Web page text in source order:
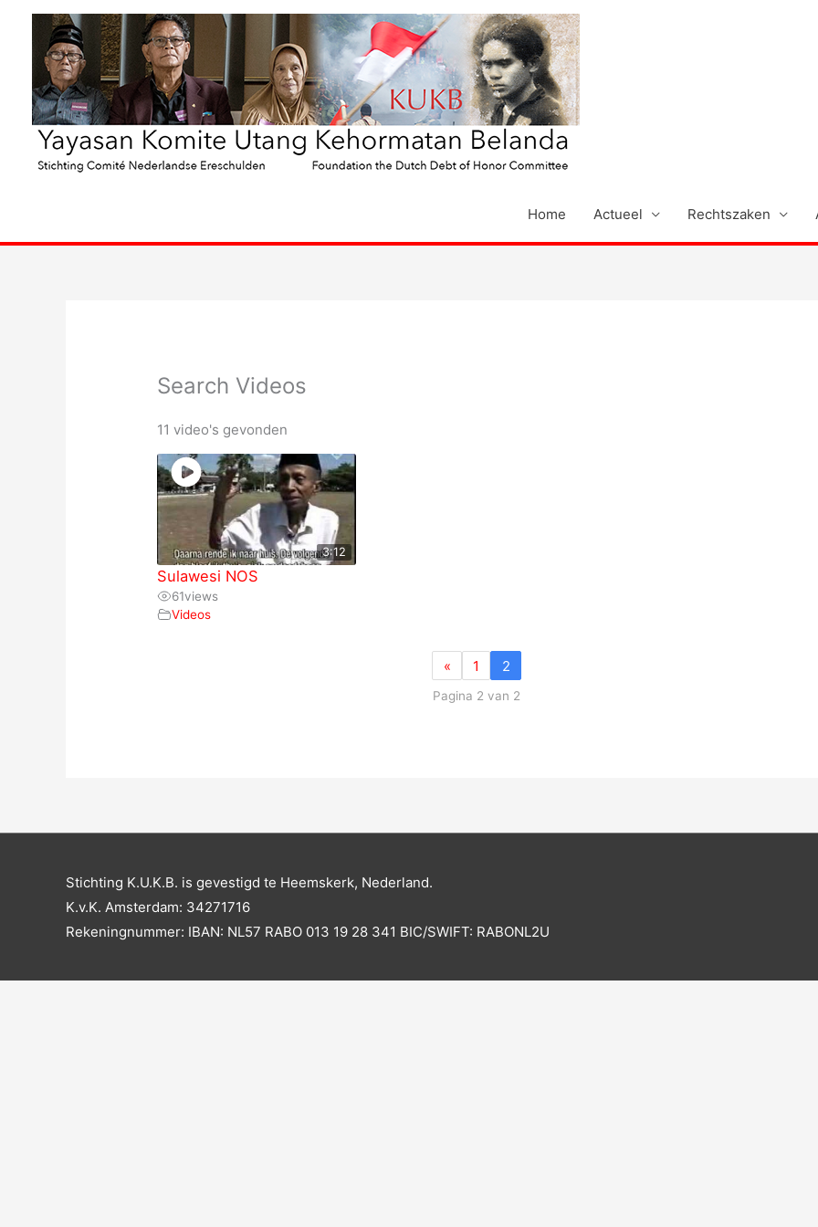
inhoud
Home Actueel Rechtszaken
Search Videos
11 video's gevonden
3:12
Sulawesi NOS
61views
Videos
« 1 2
Pagina 2 van 2
Stichting K.U.K.B. is gevestigd te Heemskerk, Nederland.
K.v.K. Amsterdam: 34271716
Rekeningnummer: IBAN: NL57 RABO 013 19 28 341 BIC/SWIFT: RABONL2U